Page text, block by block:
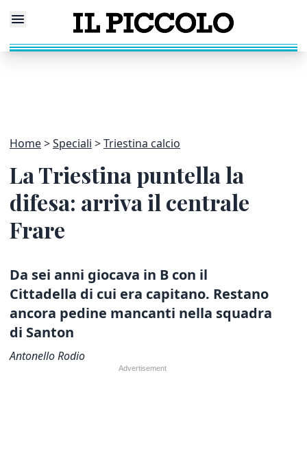
Home Speciali Triestina calcio
La Triestina puntella la
difesa: arriva il centrale
Frare
Da sei anni giocava in B con il
Cittadella di cui era capitano. Restano
ancora pedine mancanti nella squadra
di Santon
Antonello Rodio